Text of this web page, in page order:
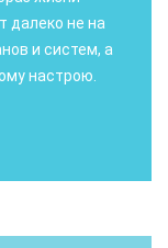
далеко не на
и систем, а
настрою.